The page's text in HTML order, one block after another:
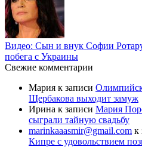
Видео: Сын и внук Софии
побега с Украины
Свежие комментарии
Мария к записи
Щербакова выходит замуж
Ирина к записи Мария
сыграли тайную свадьбу
marinkaaasmir@gmail.com к
Кипре с удовольствием